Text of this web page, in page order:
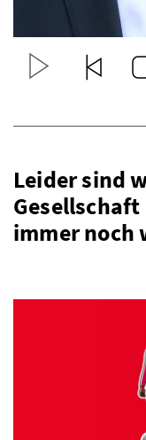
Leider sind
immer